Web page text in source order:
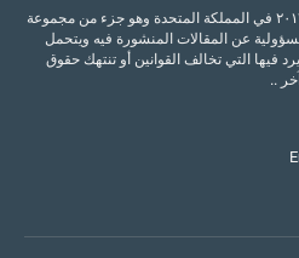
موقع وكالة الحدث للآراء تأسس عام ٢٠١٧ في المملكة المتحدة وهو جزء من مجموعة
عن المقالات المنشورة فيه ويتحمل
فيها التي تخالف القوانين أو تنتهك حقوق
..